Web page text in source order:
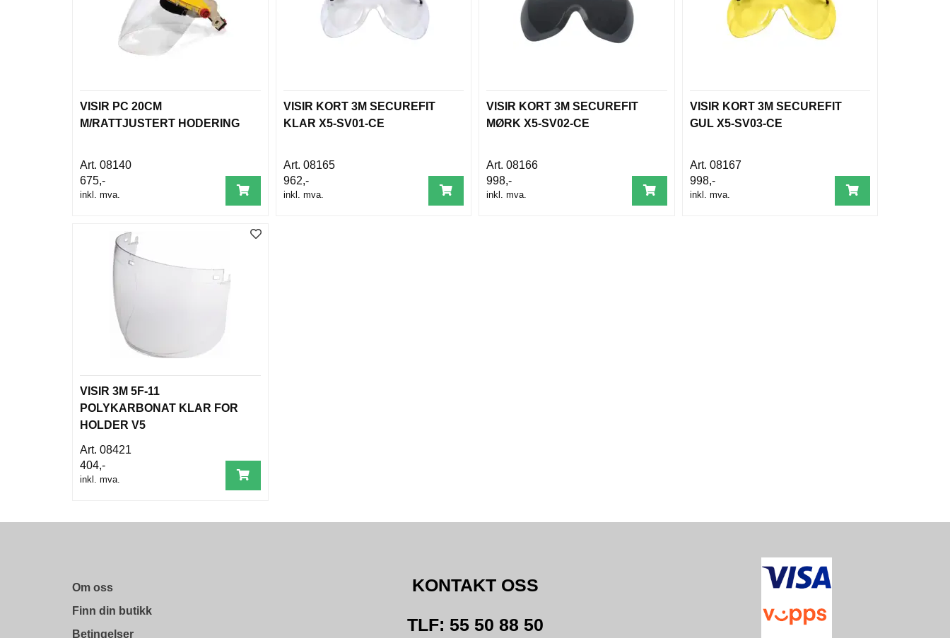
VISIR PC 20CM
M/RATTJUSTERT HODERING
08140
675,-
inkl. mva.
VISIR KORT 3M SECUREFIT
KLAR X5-SV01-CE
08165
962,-
inkl. mva.
VISIR KORT 3M SECUREFIT
MØRK X5-SV02-CE
08166
998,-
inkl. mva.
VISIR KORT 3M SECUREFIT
GUL X5-SV03-CE
08167
998,-
inkl. mva.
VISIR 3M 5F-11
POLYKARBONAT KLAR FOR
HOLDER V5
08421
404,-
inkl. mva.
Om oss
Finn din butikk
Betingelser
KONTAKT OSS
TLF: 55 50 88 50